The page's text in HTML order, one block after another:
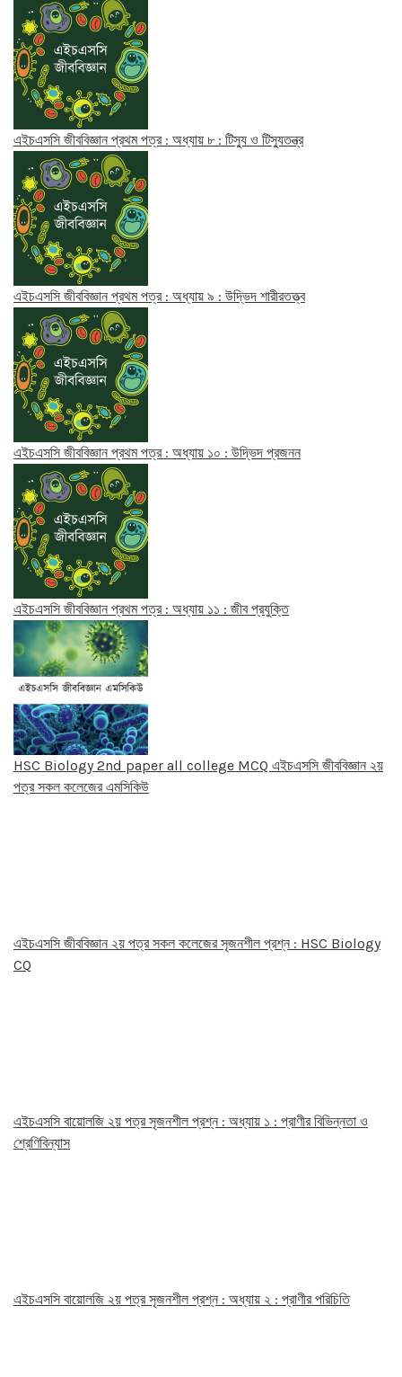
এইচএসসি জীববিজ্ঞান প্রথম পত্র : অধ্যায় ৮ : টিস্যু ও টিস্যুতন্ত্র
এইচএসসি জীববিজ্ঞান প্রথম পত্র : অধ্যায় ৯ : উদ্ভিদ শারীরতত্ত্ব
এইচএসসি জীববিজ্ঞান প্রথম পত্র : অধ্যায় ১০ : উদ্ভিদ প্রজনন
এইচএসসি জীববিজ্ঞান প্রথম পত্র : অধ্যায় ১১ : জীব প্রযুক্তি
HSC Biology 2nd paper all college MCQ এইচএসসি জীববিজ্ঞান ২য়
পত্র সকল কলেজের এমসিকিউ
এইচএসসি জীববিজ্ঞান ২য় পত্র সকল কলেজের সৃজনশীল প্রশ্ন : HSC Biology
CQ
এইচএসসি বায়োলজি ২য় পত্র সৃজনশীল প্রশ্ন : অধ্যায় ১ : প্রাণীর বিভিন্নতা ও
শ্রেণিবিন্যাস
এইচএসসি বায়োলজি ২য় পত্র সৃজনশীল প্রশ্ন : অধ্যায় ২ : প্রাণীর পরিচিতি